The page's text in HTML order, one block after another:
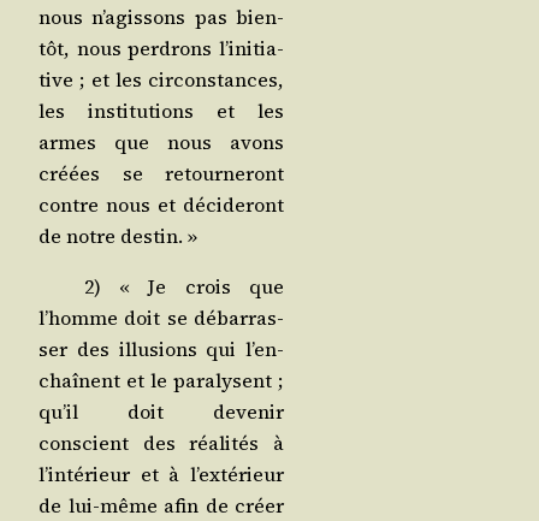
nous n’a­gis­sons pas bien­
tôt, nous per­drons l’i­ni­tia­
tive ; et les cir­cons­tances,
les ins­ti­tu­tions et les
armes que nous avons
créées se retour­ne­ront
contre nous et déci­de­ront
de notre destin. »
2) « Je crois que
l’homme doit se débar­ras­
ser des illu­sions qui l’en­
chaînent et le para­lysent ;
qu’il doit deve­nir
conscient des réa­li­tés à
l’in­té­rieur et à l’ex­té­rieur
de lui-même afin de créer